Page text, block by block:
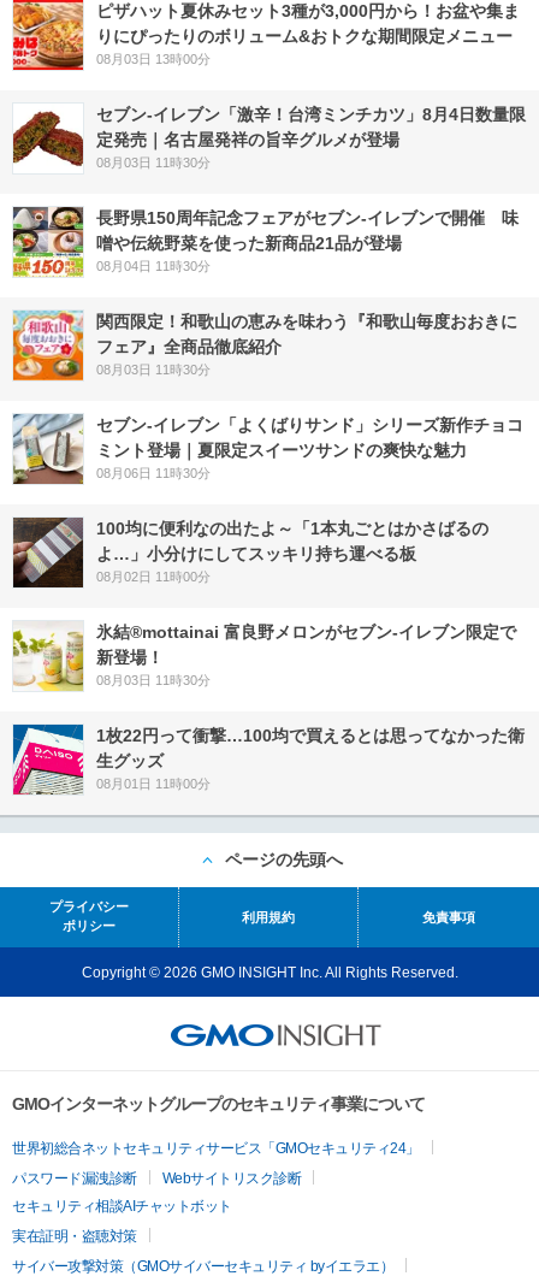
ピザハット夏休みセット3種が3,000円から！お盆や集ま
りにぴったりのボリューム&おトクな期間限定メニュー
08月03日 13時00分
セブン-イレブン「激辛！台湾ミンチカツ」8月4日数量限
定発売｜名古屋発祥の旨辛グルメが登場
08月03日 11時30分
長野県150周年記念フェアがセブン-イレブンで開催 味
噌や伝統野菜を使った新商品21品が登場
08月04日 11時30分
関西限定！和歌山の恵みを味わう『和歌山毎度おおきに
フェア』全商品徹底紹介
08月03日 11時30分
セブン‐イレブン「よくばりサンド」シリーズ新作チョコ
ミント登場｜夏限定スイーツサンドの爽快な魅力
08月06日 11時30分
100均に便利なの出たよ～「1本丸ごとはかさばるの
よ…」小分けにしてスッキリ持ち運べる板
08月02日 11時00分
氷結®mottainai 富良野メロンがセブン‐イレブン限定で
新登場！
08月03日 11時30分
1枚22円って衝撃…100均で買えるとは思ってなかった衛
生グッズ
08月01日 11時00分
ページの先頭へ
プライバシー
ポリシー
利用規約 免責事項
Copyright © 2026 GMO INSIGHT Inc. All Rights Reserved.
GMOインターネットグループのセキュリティ事業について
世界初総合ネットセキュリティサービス「GMOセキュリティ24」
パスワード漏洩診断
Webサイトリスク診断
セキュリティ相談AIチャットボット
実在証明・盗聴対策
サイバー攻撃対策（GMOサイバーセキュリティ byイエラエ）